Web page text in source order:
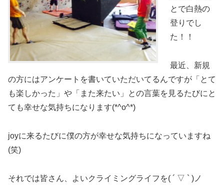
とで白熱の
登りでし
た！！
最近、新規
の方にはアンケートを書いていただいてるんですが「とて
も楽しかった」や「また来たい」との言葉を見るたびにと
ても幸せな気持ちになります(*^o^*)
joyに来るたびに僕の方が幸せな気持ちになっていますね
(笑)
それでは皆さん、よいクライミングライフを( ´ ▽ ` )ノ